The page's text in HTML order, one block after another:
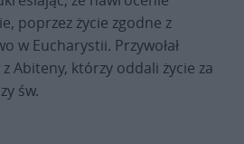
poprzez życie zgodne z
w Eucharystii. Przywołał
Abiteny, którzy oddali życie za
św.